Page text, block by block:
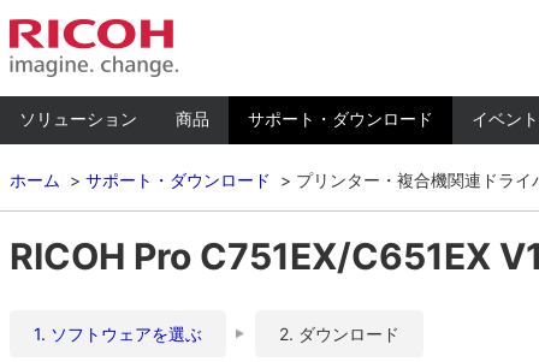
ソリューション 商品 サポート・ダウンロード イベン
ホーム サポート・ダウンロード プリンター・複合機関連ドライ
RICOH Pro C751EX/C651EX
1. ソフトウェアを選ぶ 2. ダウンロード